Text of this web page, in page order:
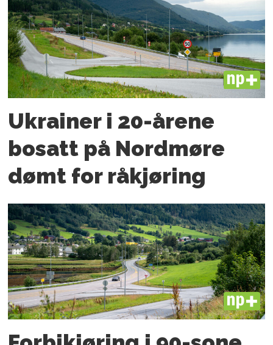
PLUS
Ukrainer i 20-årene
bosatt på Nordmøre
dømt for råkjøring
PLUS